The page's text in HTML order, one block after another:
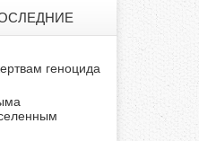
геноцида